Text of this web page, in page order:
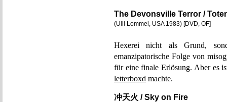
The Devonsville Terror /
(Ulli Lommel, USA 1983) [DVD, OF]
Hexerei nicht als Grund,
emanzipatorische Folge von
für eine finale Erlösung. Aber es
letterboxd machte.
冲天火 / Sky on Fire